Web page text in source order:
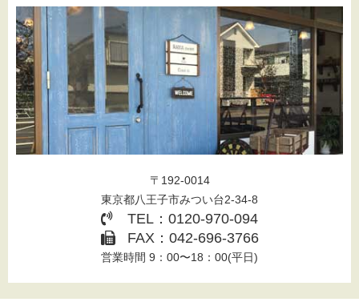
〒192-0014
東京都八王子市みつい台2-34-8
TEL：0120-970-094
FAX：042-696-3766
営業時間 9：00〜18：00(平日)